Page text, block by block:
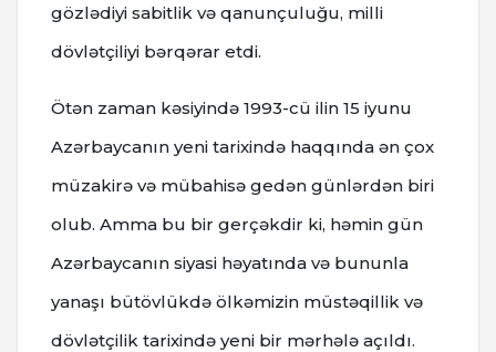
gözlədiyi sabitlik və qanunçuluğu, milli
dövlətçiliyi bərqərar etdi.
Ötən zaman kəsiyində 1993-cü ilin 15 iyunu
Azərbaycanın yeni tarixində haqqında ən çox
müzakirə və mübahisə gedən günlərdən biri
olub. Amma bu bir gerçəkdir ki, həmin gün
Azərbaycanın siyasi həyatında və bununla
yanaşı bütövlükdə ölkəmizin müstəqillik və
dövlətçilik tarixində yeni bir mərhələ açıldı.